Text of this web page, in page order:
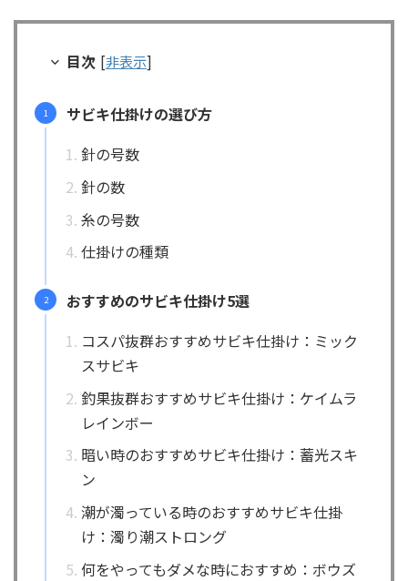
目次 [非表示]
サビキ仕掛けの選び方
針の号数
針の数
糸の号数
仕掛けの種類
おすすめのサビキ仕掛け5選
コスパ抜群おすすめサビキ仕掛け：ミック
スサビキ
釣果抜群おすすめサビキ仕掛け：ケイムラ
レインボー
暗い時のおすすめサビキ仕掛け：蓄光スキ
ン
潮が濁っている時のおすすめサビキ仕掛
け：濁り潮ストロング
何をやってもダメな時におすすめ：ボウズ